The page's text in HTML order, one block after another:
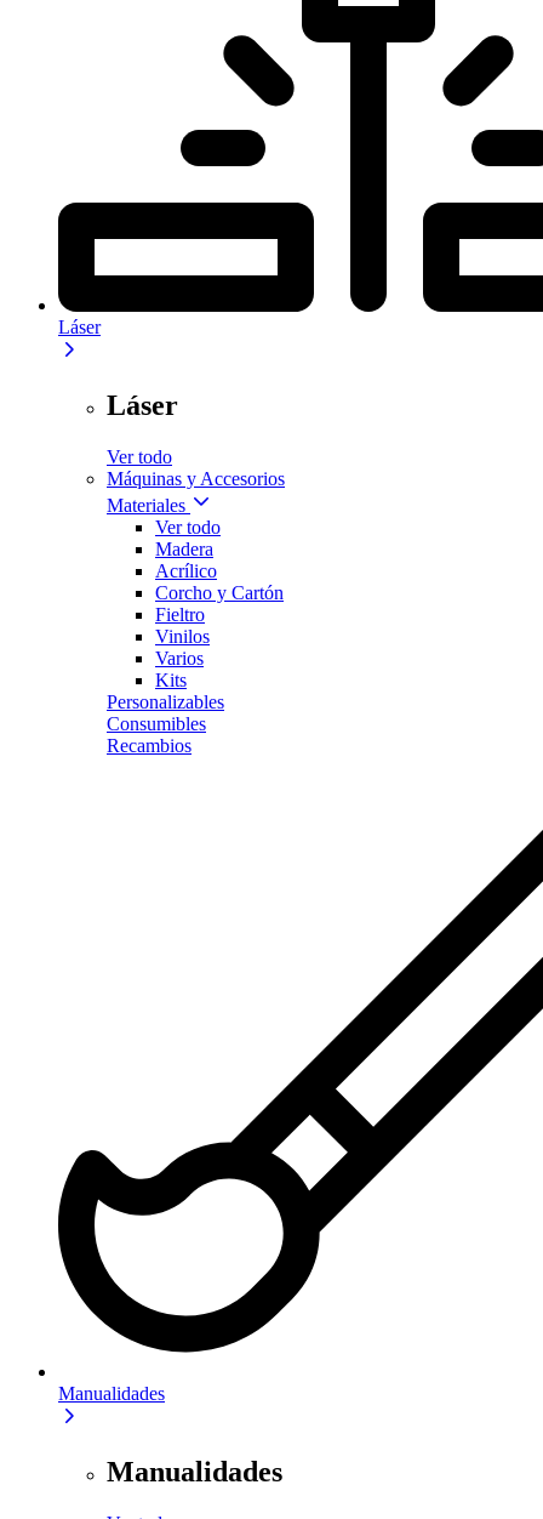
Láser
Láser
Ver todo
Máquinas y Accesorios
Materiales
Ver todo
Madera
Acrílico
Corcho y Cartón
Fieltro
Vinilos
Varios
Kits
Personalizables
Consumibles
Recambios
Manualidades
Manualidades